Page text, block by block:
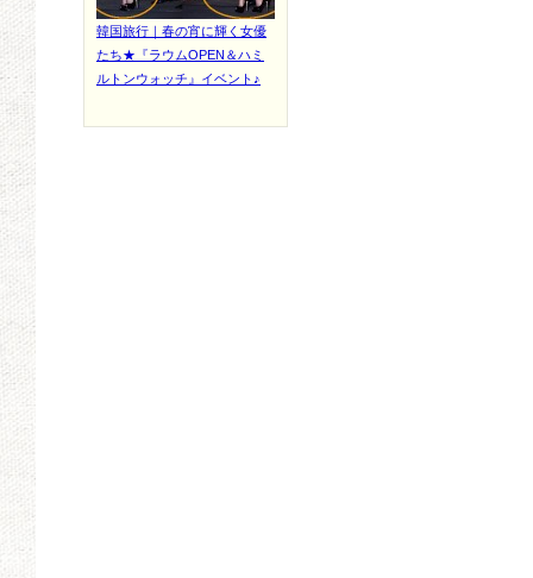
韓国旅行｜春の宵に輝く女優
たち★『ラウムOPEN＆ハミ
ルトンウォッチ』イベント♪